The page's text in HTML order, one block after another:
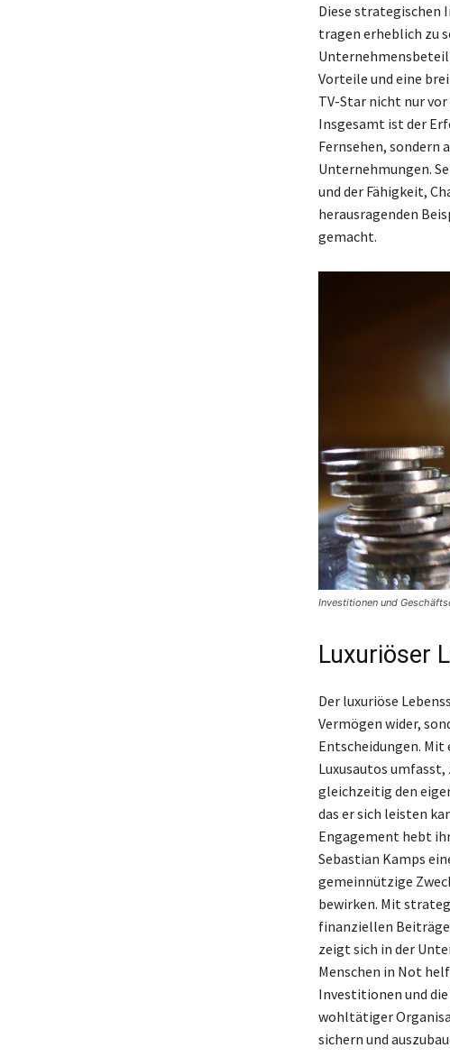
Diese strategischen
tragen erheblich zu
Vorteile und eine
TV-Star nicht nur
Insgesamt ist der
Fernsehen, sondern
Unternehmungen.
und der Fähigkeit,
herausragenden
gemacht.
Investitionen und
Luxuriöser
Der luxuriöse
Vermögen wider,
Entscheidungen.
Luxusautos
gleichzeitig den
das er sich leisten
Engagement hebt
Sebastian Kamps
gemeinnützige
bewirken. Mit
finanziellen
zeigt sich in der
Menschen in Not
Investitionen und
wohltätiger
sichern und